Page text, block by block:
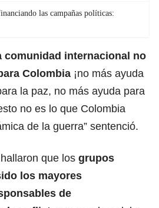
las campañas políticas:
comunidad internacional no
Colombia ¡no más ayuda
la paz, no más ayuda para
no es lo que Colombia
de la guerra” sentenció.
que los grupos
los mayores
de